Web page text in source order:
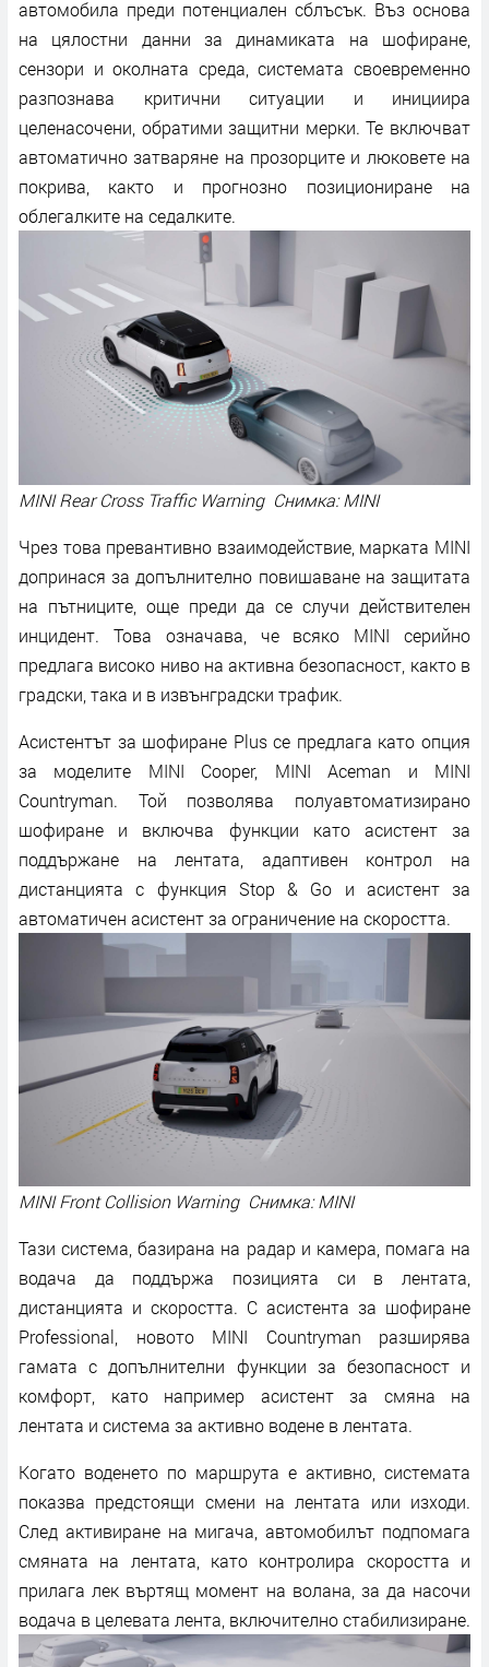
автомобила преди потенциален сблъсък. Въз основа
на цялостни данни за динамиката на шофиране,
сензори и околната среда, системата своевременно
разпознава критични ситуации и инициира
целенасочени, обратими защитни мерки. Те включват
автоматично затваряне на прозорците и люковете на
покрива, както и прогнозно позициониране на
облегалките на седалките.
MINI Rear Cross Traffic Warning Снимка: MINI
Чрез това превантивно взаимодействие, марката MINI
допринася за допълнително повишаване на защитата
на пътниците, още преди да се случи действителен
инцидент. Това означава, че всяко MINI серийно
предлага високо ниво на активна безопасност, както в
градски, така и в извънградски трафик.
Асистентът за шофиране Plus се предлага като опция
за моделите MINI Cooper, MINI Aceman и MINI
Countryman. Той позволява полуавтоматизирано
шофиране и включва функции като асистент за
поддържане на лентата, адаптивен контрол на
дистанцията с функция Stop & Go и асистент за
автоматичен асистент за ограничение на скоростта.
MINI Front Collision Warning Снимка: MINI
Тази система, базирана на радар и камера, помага на
водача да поддържа позицията си в лентата,
дистанцията и скоростта. С асистента за шофиране
Professional, новото MINI Countryman разширява
гамата с допълнителни функции за безопасност и
комфорт, като например асистент за смяна на
лентата и система за активно водене в лентата.
Когато воденето по маршрута е активно, системата
показва предстоящи смени на лентата или изходи.
След активиране на мигача, автомобилът подпомага
смяната на лентата, като контролира скоростта и
прилага лек въртящ момент на волана, за да насочи
водача в целевата лента, включително стабилизиране.